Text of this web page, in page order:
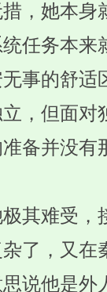
，她本身
任务本来
事的舒适
，但面对
备并没有
其难受，
了，又在
说他是外